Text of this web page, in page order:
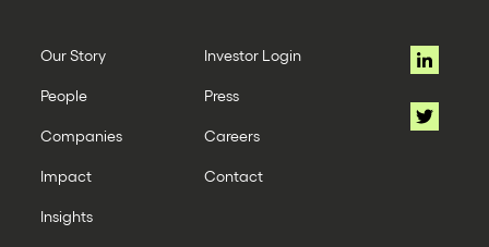
Our Story
People
Companies
Impact
Insights
Investor Login
Press
Careers
Contact